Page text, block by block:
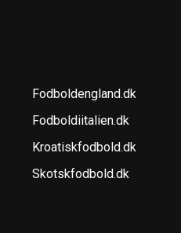
Fodboldengland.dk
Fodboldiitalien.dk
Kroatiskfodbold.dk
Skotskfodbold.dk